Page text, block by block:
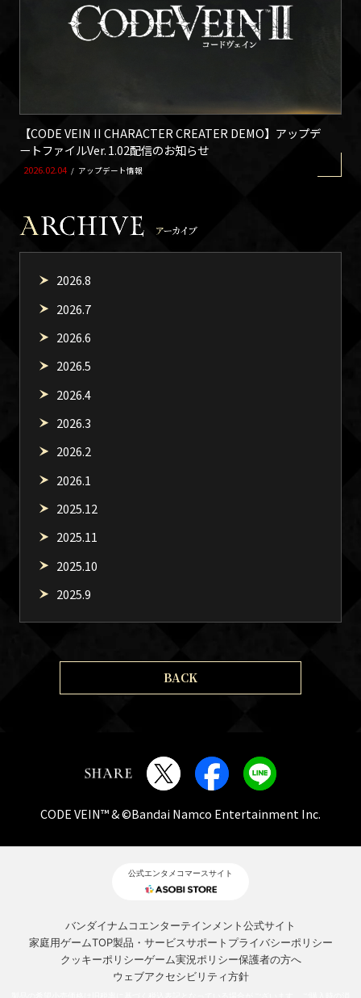
【CODE VEIN II CHARACTER CREATER DEMO】アップデ
ートファイルVer. 1.02配信のお知らせ
2026.02.04 / アップデート情報
2026.8
2026.7
2026.6
2026.5
2026.4
2026.3
2026.2
2026.1
2025.12
2025.11
2025.10
2025.9
BACK
CODE VEIN™ & ©Bandai Namco Entertainment Inc.
公式エンタメコマースサイト
バンダイナムコエンターテインメント公式サイト
家庭用ゲームTOP製品・サービスサポート プライバシーポリシー
クッキーポリシーゲーム実況ポリシー保護者の方へ
ウェブアクセシビリティ方針